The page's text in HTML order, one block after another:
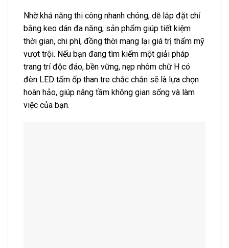
Nhờ khả năng thi công nhanh chóng, dễ lắp đặt chỉ
bằng keo dán đa năng, sản phẩm giúp tiết kiệm
thời gian, chi phí, đồng thời mang lại giá trị thẩm mỹ
vượt trội. Nếu bạn đang tìm kiếm một giải pháp
trang trí độc đáo, bền vững, nẹp nhôm chữ H có
đèn LED tấm ốp than tre chắc chắn sẽ là lựa chọn
hoàn hảo, giúp nâng tầm không gian sống và làm
việc của bạn.